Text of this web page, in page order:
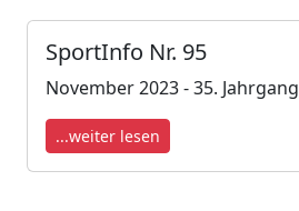
SportInfo Nr. 95
November 2023 - 35. Jahrgang
...weiter lesen